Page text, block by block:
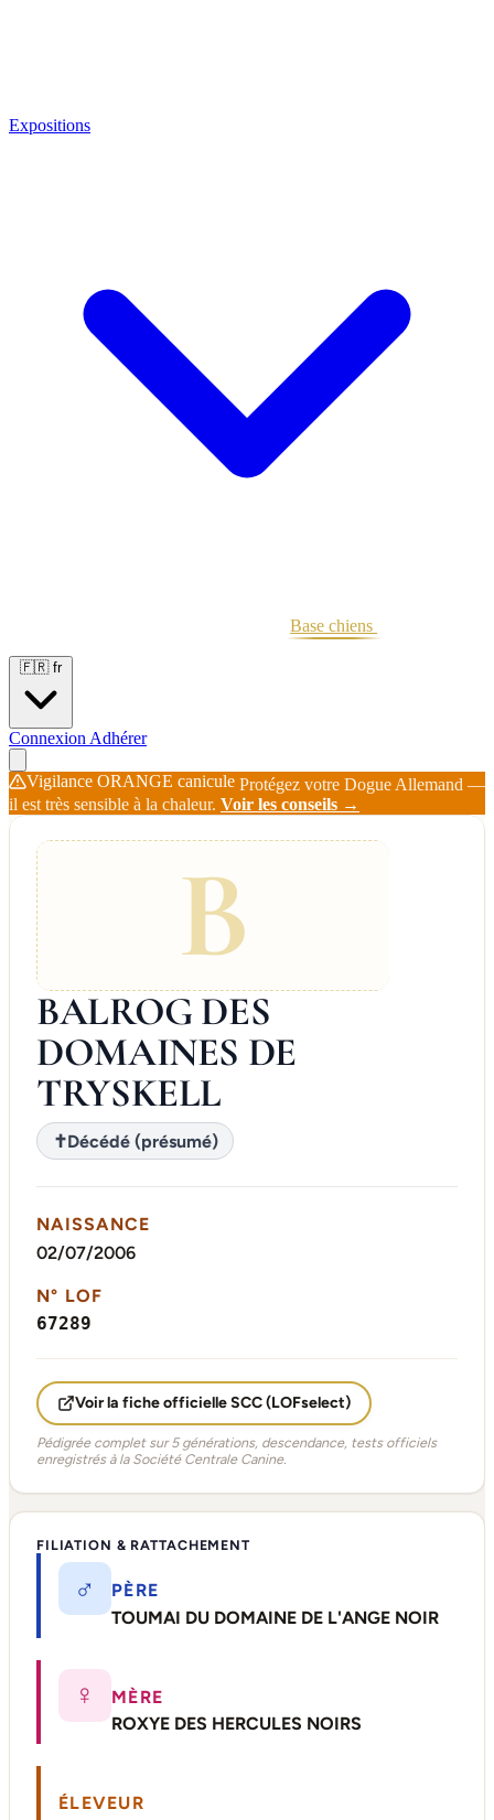
Expositions
Base chiens
🇫🇷 fr
Connexion Adhérer
Vigilance ORANGE canicule Protégez votre Dogue Allemand —
il est très sensible à la chaleur. Voir les conseils →
B
BALROG DES
DOMAINES DE
TRYSKELL
✝Décédé (présumé)
NAISSANCE
02/07/2006
N° LOF
67289
Voir la fiche officielle SCC (LOFselect)
Pédigrée complet sur 5 générations, descendance, tests officiels
enregistrés à la Société Centrale Canine.
FILIATION & RATTACHEMENT
♂
PÈRE
TOUMAI DU DOMAINE DE L'ANGE NOIR
♀
MÈRE
ROXYE DES HERCULES NOIRS
ÉLEVEUR